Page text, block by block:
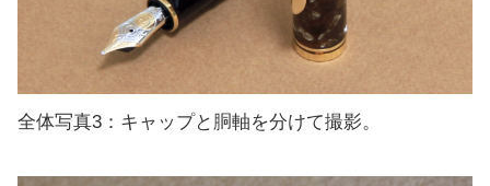
全体写真3：キャップと胴軸を分けて撮影。